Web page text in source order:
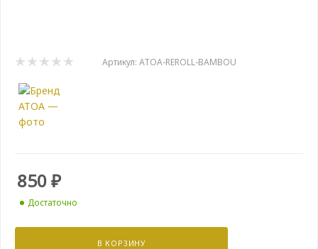
Артикул: ATOA-REROLL-BAMBOU
850₽
Достаточно
В КОРЗИНУ